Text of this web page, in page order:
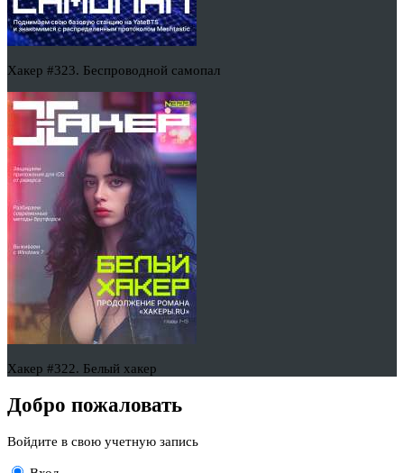
Хакер #323. Беспроводной самопал
Хакер #322. Белый хакер
Добро пожаловать
Войдите в свою учетную запись